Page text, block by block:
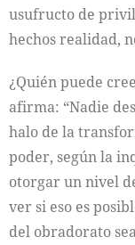
usufructo de
hechos realidad,
¿Quién puede
afirma: “Nadie
halo de la
poder, según la
otorgar un nivel
ver si eso es
del obradorato